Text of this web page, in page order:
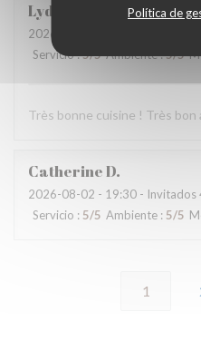
Política de
Lydia
2026-08-06
Servicio:5/5 Ambiente:5/5
Très bonne cuisine ! Très bon
CatherineD
2026-08-02 - 19:30 - Invitados
Servicio : 5/5 Ambiente : 5/5
1